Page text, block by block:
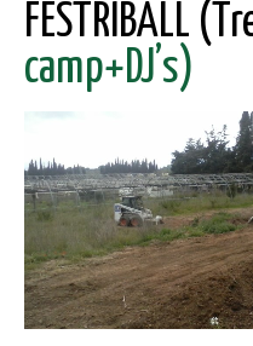
FESTRIBALL
camp+DJ’s)